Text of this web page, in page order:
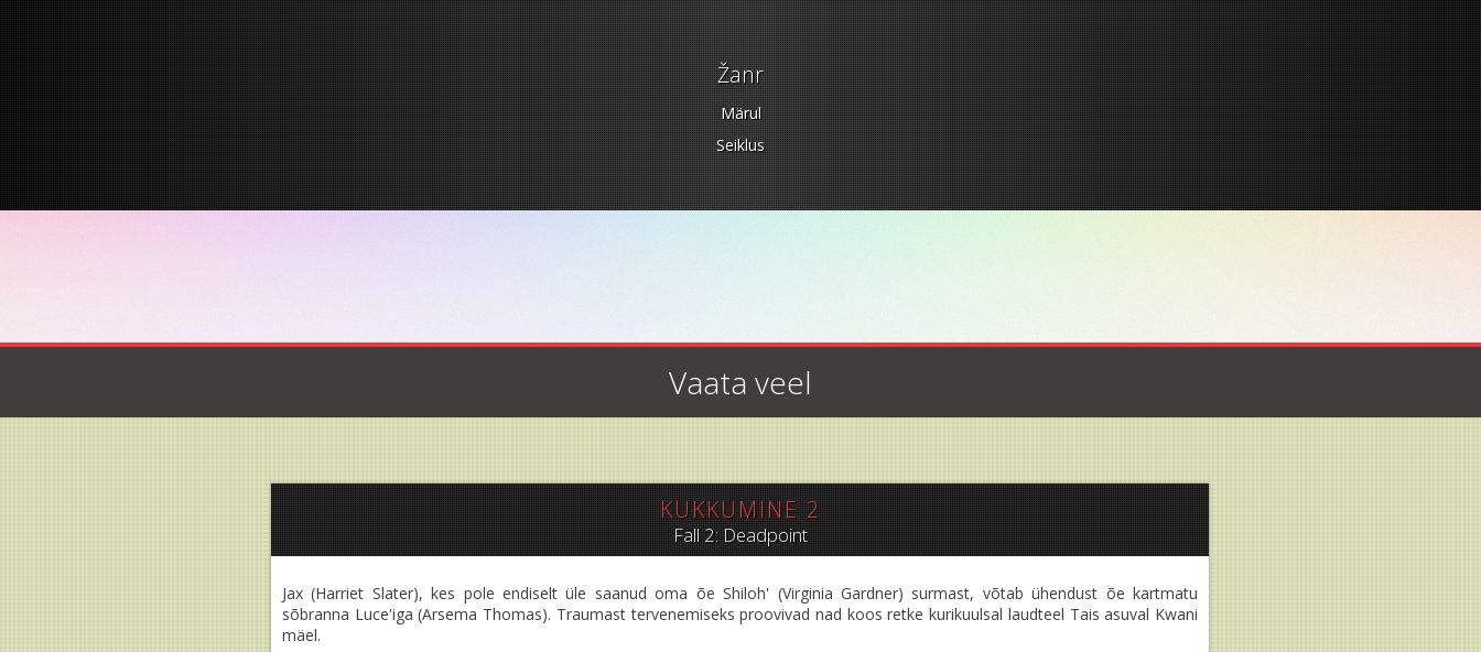
Žanr
Märul
Seiklus
Vaata veel
KUKKUMINE 2
Fall 2: Deadpoint
Jax (Harriet Slater), kes pole endiselt üle saanud oma õe Shiloh' (Virginia Gardner) surmast, võtab ühendust õe kartmatu
sõbranna Luce'iga (Arsema Thomas). Traumast tervenemiseks proovivad nad koos retke kurikuulsal laudteel Tais asuval Kwani
mäel.